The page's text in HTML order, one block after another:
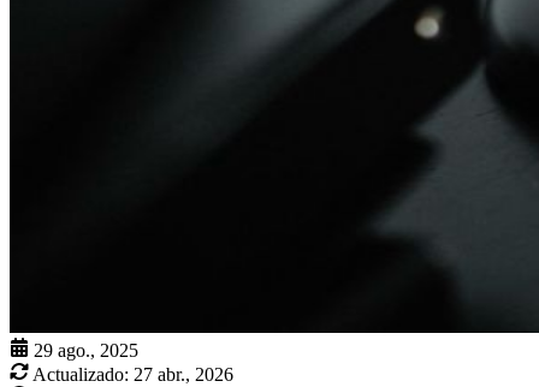
29 ago., 2025
Actualizado: 27 abr., 2026